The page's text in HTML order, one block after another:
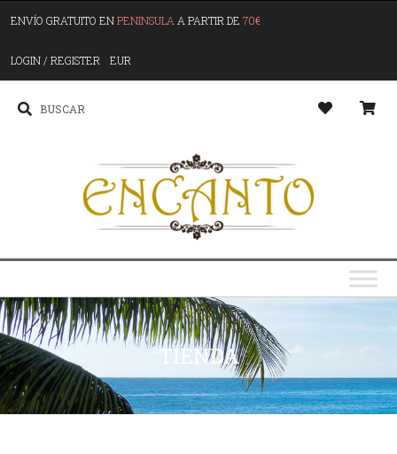
ENVÍO GRATUITO ENPENINSULA A PARTIR DE 70€
LOGIN / REGISTER EUR
TIENDA